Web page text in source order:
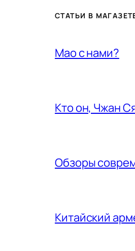
СТАТЬИ В
Мао с нами?
Кто он, Чжан
Обзоры
Китайский